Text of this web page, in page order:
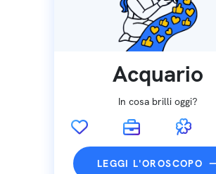
Acquario
In cosa brilli oggi?
LEGGI L'OROSCOPO